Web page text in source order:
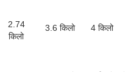
2.74
किलो
3.6 किलो 4 किलो